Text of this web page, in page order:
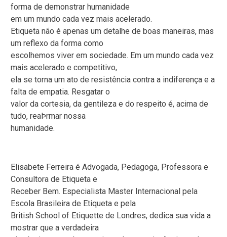
forma de demonstrar humanidade
em um mundo cada vez mais acelerado.
Etiqueta não é apenas um detalhe de boas maneiras, mas
um reflexo da forma como
escolhemos viver em sociedade. Em um mundo cada vez
mais acelerado e competitivo,
ela se torna um ato de resistência contra a indiferença e a
falta de empatia. Resgatar o
valor da cortesia, da gentileza e do respeito é, acima de
tudo, reaÞrmar nossa
humanidade.
Elisabete Ferreira é Advogada, Pedagoga, Professora e
Consultora de Etiqueta e
Receber Bem. Especialista Master Internacional pela
Escola Brasileira de Etiqueta e pela
British School of Etiquette de Londres, dedica sua vida a
mostrar que a verdadeira